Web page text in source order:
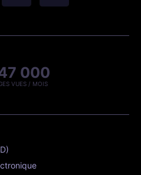
000
VUES / MOIS